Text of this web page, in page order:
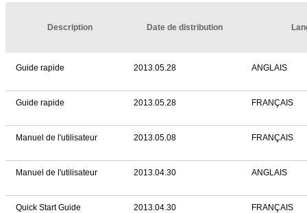
Description Date de distribution
Guide rapide 2013.05.28 ANGLAIS
Guide rapide 2013.05.28 FRANÇAIS
Manuel de l'utilisateur 2013.05.08 FRANÇAIS
Manuel de l'utilisateur 2013.04.30 ANGLAIS
Quick Start Guide 2013.04.30 FRANÇAIS